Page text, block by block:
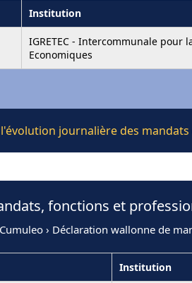
Institution
IGRETEC - Intercommunale pour
Economiques
journalière des mandats
fonctions et
› Déclaration wallonne de
Institution